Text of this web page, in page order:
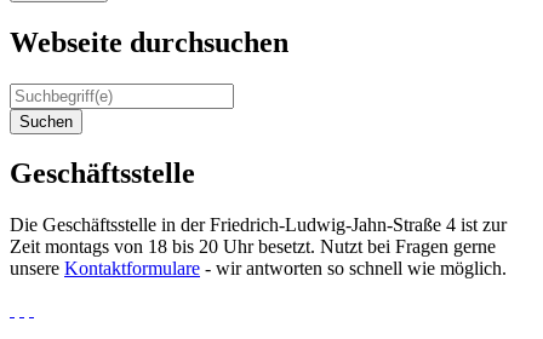
Webseite durchsuchen
Suchen
Geschäftsstelle
Die Geschäftsstelle in der Friedrich-Ludwig-Jahn-Straße 4 ist zur
Zeit montags von 18 bis 20 Uhr besetzt. Nutzt bei Fragen gerne
unsere Kontaktformulare - wir antworten so schnell wie möglich.